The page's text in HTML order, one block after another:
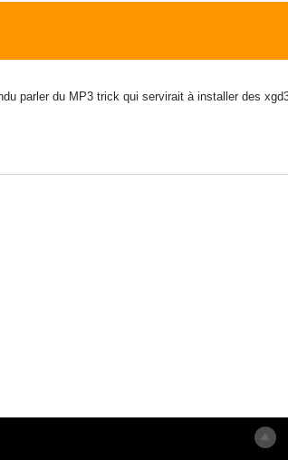
parler du MP3 trick qui servirait à installer des